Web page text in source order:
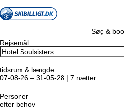
Søg &
Rejsemål
tidsrum & længde
07-08-26 – 31-05-28 | 7 nætter
Personer
efter behov